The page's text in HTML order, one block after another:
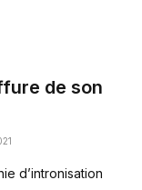
de son
d’intronisation